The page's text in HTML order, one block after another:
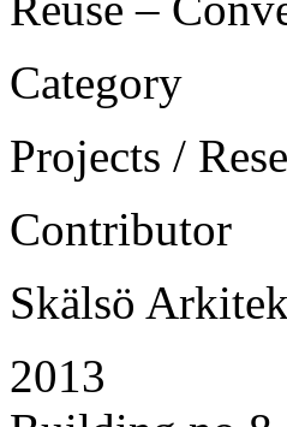
Category
Projects /
Contributor
Skälsö
2013